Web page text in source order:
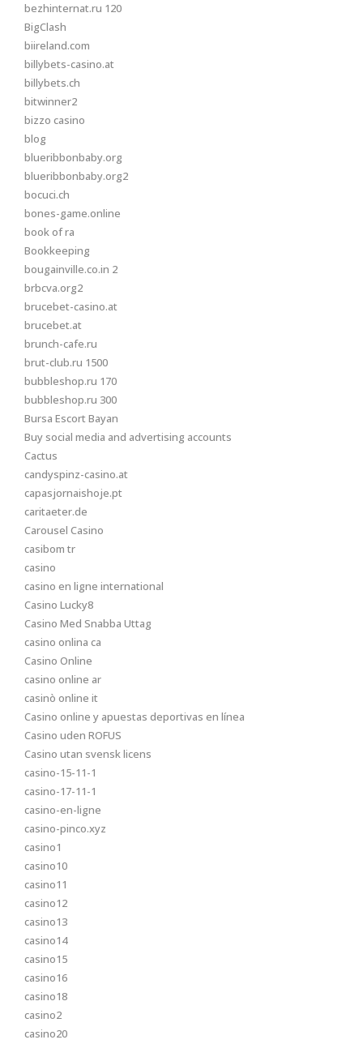
bezhinternat.ru 120
BigClash
biireland.com
billybets-casino.at
billybets.ch
bitwinner2
bizzo casino
blog
blueribbonbaby.org
blueribbonbaby.org2
bocuci.ch
bones-game.online
book of ra
Bookkeeping
bougainville.co.in 2
brbcva.org2
brucebet-casino.at
brucebet.at
brunch-cafe.ru
brut-club.ru 1500
bubbleshop.ru 170
bubbleshop.ru 300
Bursa Escort Bayan
Buy social media and advertising accounts
Cactus
candyspinz-casino.at
capasjornaishoje.pt
caritaeter.de
Carousel Casino
casibom tr
casino
casino en ligne international
Casino Lucky8
Casino Med Snabba Uttag
casino onlina ca
Casino Online
casino online ar
casinò online it
Casino online y apuestas deportivas en línea
Casino uden ROFUS
Casino utan svensk licens
casino-15-11-1
casino-17-11-1
casino-en-ligne
casino-pinco.xyz
casino1
casino10
casino11
casino12
casino13
casino14
casino15
casino16
casino18
casino2
casino20